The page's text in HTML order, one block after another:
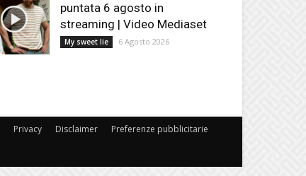
puntata 6 agosto in
streaming | Video Mediaset
My sweet lie 6 Agosto 2026
Privacy Disclaimer Preferenze pubblicitarie